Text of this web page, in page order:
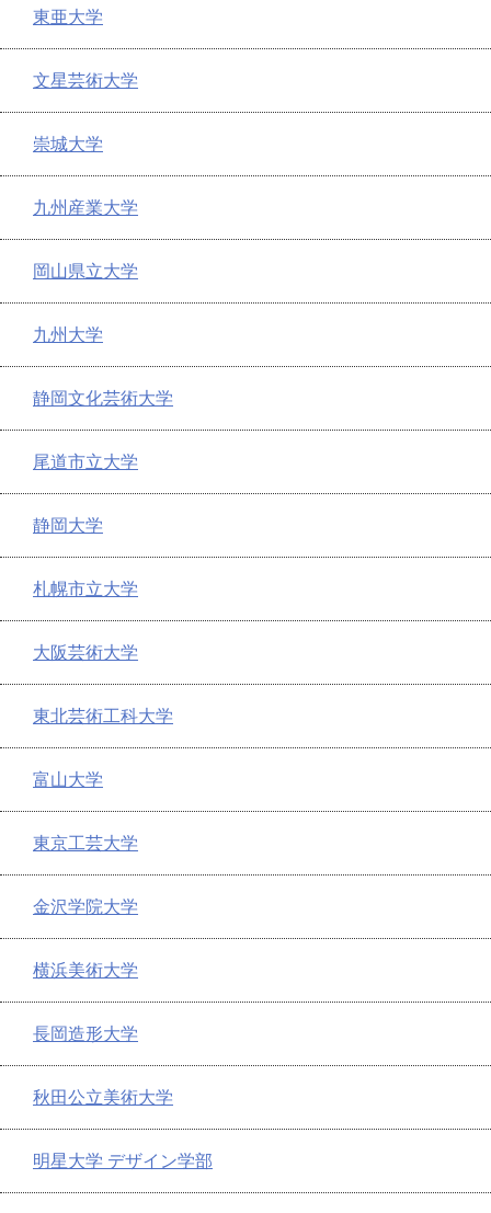
東亜大学
文星芸術大学
崇城大学
九州産業大学
岡山県立大学
九州大学
静岡文化芸術大学
尾道市立大学
静岡大学
札幌市立大学
大阪芸術大学
東北芸術工科大学
富山大学
東京工芸大学
金沢学院大学
横浜美術大学
長岡造形大学
秋田公立美術大学
明星大学 デザイン学部